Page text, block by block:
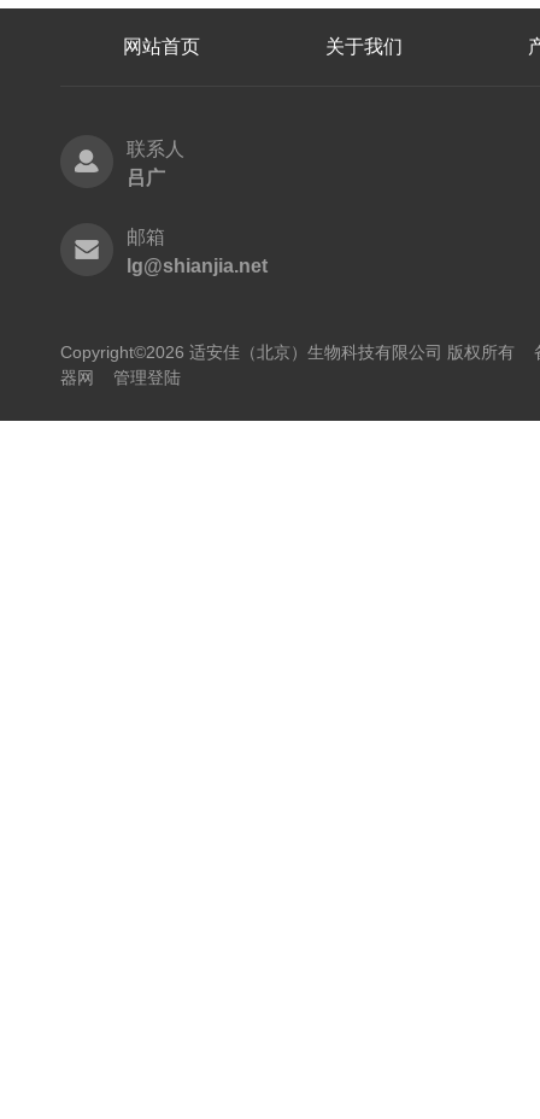
网站首页 关于我们
联系人
吕广
邮箱
lg@shianjia.net
Copyright©2026 适安佳（北京）生物科技有限公司 版权所有
器网
管理登陆